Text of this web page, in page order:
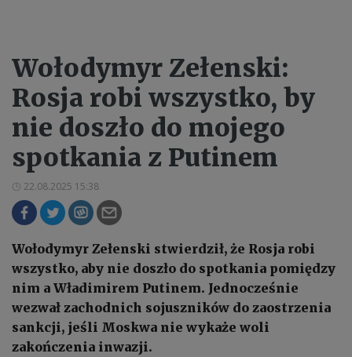
Wołodymyr Zełenski:
Rosja robi wszystko, by
nie doszło do mojego
spotkania z Putinem
22.08.2025 15:38
Wołodymyr Zełenski stwierdził, że Rosja robi
wszystko, aby nie doszło do spotkania pomiędzy
nim a Władimirem Putinem. Jednocześnie
wezwał zachodnich sojuszników do zaostrzenia
sankcji, jeśli Moskwa nie wykaże woli
zakończenia inwazji.